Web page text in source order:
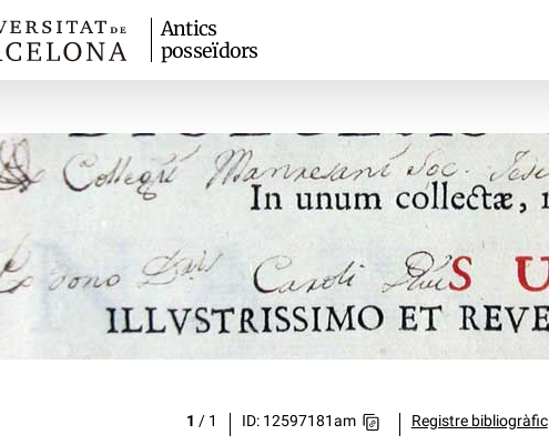
Antics
posseïdors
1 / 1 ID: 12597181am Registre bibliogràfic